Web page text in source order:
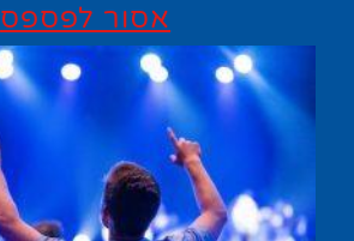
אסור לפספס